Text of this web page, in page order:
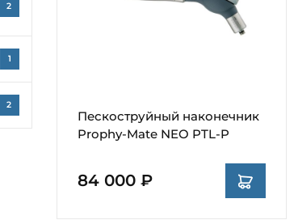
2
1
2
Пескоструйный наконечник
Prophy-Mate NEO PTL-P
84 000 ₽